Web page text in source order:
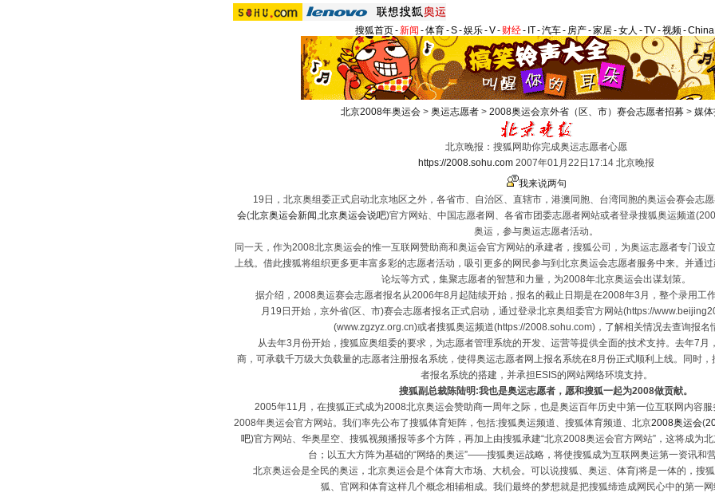
搜狐首页-新闻 -体育-S-娱乐-V- 财经- IT-汽车- 房产-家居-女人 -TV-视频-
北京2008年奥运会> 奥运志愿者> 2008奥运会京外省（区、市）赛会志愿者招募> 媒
北京晚报：搜狐网助你完成奥运志愿者心愿
https://2008.sohu.com 2007年01月22日17:14 北京晚报
我来说两句
19日，北京奥组委正式启动北京地区之外，各省市、自治区、直辖市，港澳同胞、台湾同胞的奥运会赛会志
会(北京奥运会新闻,北京奥运会说吧)官方网站、中国志愿者网、各省市团委志愿者网站或者登录搜狐奥运频道
奥运，参与奥运志愿者活动。
同一天，作为2008北京奥运会的惟一互联网赞助商和奥运会官方网站的承建者，搜狐公司，为奥运志愿者专门设
上线。借此搜狐将组织更多更丰富多彩的志愿者活动，吸引更多的网民参与到北京奥运会志愿者服务中来。并通
论坛等方式，集聚志愿者的智慧和力量，为2008年北京奥运会出谋划策。
据介绍，2008奥运赛会志愿者报名从2006年8月起陆续开始，报名的截止日期是在2008年3月，整个录用工
月19日开始，京外省(区、市)赛会志愿者报名正式启动，通过登录北京奥组委官方网站(https://
(www.zgzyz.org.cn)或者搜狐奥运频道(https://2008.sohu.com)，了解相关情况去查询报名
从去年3月份开始，搜狐应奥组委的要求，为志愿者管理系统的开发、运营等提供全面的技术支持。去年7月
商，可承载千万级大负载量的志愿者注册报名系统，使得奥运志愿者网上报名系统在8月份正式顺利上线。同时
者报名系统的搭建，并承担ESIS的网站网络环境支持。
搜狐副总裁陈陆明:我也是奥运志愿者，愿和搜狐一起为2008做贡献。
2005年11月，在搜狐正式成为2008北京奥运会赞助商一周年之际，也是奥运百年历史中第一位互联网内容服
2008年奥运会官方网站。我们率先公布了搜狐体育矩阵，包括:搜狐奥运频道、搜狐体育频道、北京2008奥运会(
吧)官方网站、华奥星空、搜狐视频播报等多个方阵，再加上由搜狐承建“北京2008奥运会官方网站”，这将成为
台；以五大方阵为基础的“网络的奥运”——搜狐奥运战略，将使搜狐成为互联网奥运第一资讯和
北京奥运会是全民的奥运，北京奥运会是个体育大市场、大机会。可以说搜狐、奥运、体育j将是一体的，搜
狐、官网和体育这样几个概念相辅相成。我们最终的梦想就是把搜狐缔造成网民心中的第一